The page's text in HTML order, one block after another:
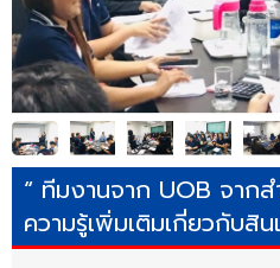
“ ทีมงานจาก UOB จาก
ความรู้เพิ่มเติมเกี่ยวกับสิ